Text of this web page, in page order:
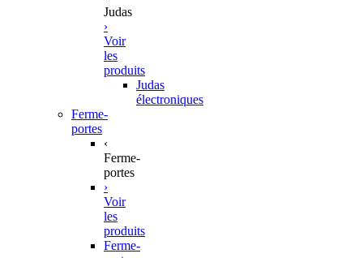
Judas
›
Voir
les
produits
Judas
électroniques
Ferme-
portes
‹
Ferme-
portes
›
Voir
les
produits
Ferme-